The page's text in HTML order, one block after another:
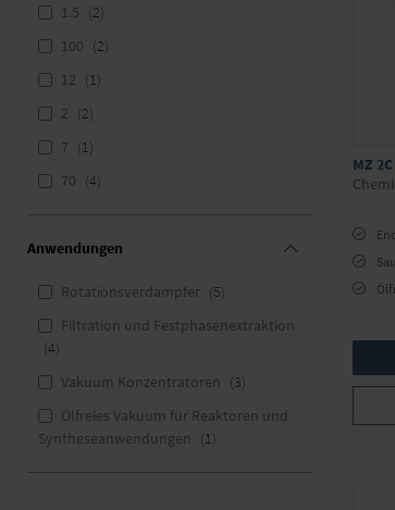
MZ
1.5
2
100
2
12
1
2
2
7
1
70
4
Anwendungen
Rotationsverdampfer
5
Filtration und Festphasenextraktion
4
Vakuum Konzentratoren
3
Ölfreies Vakuum für Reaktoren und
Syntheseanwendungen
1